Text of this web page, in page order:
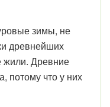
зимы, не
древнейших
жили. Древние
потому что у них